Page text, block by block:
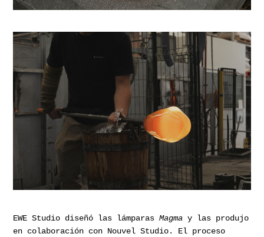
EWE Studio diseñó las lámparasMagma y las produjo
en colaboración con Nouvel Studio. El proceso